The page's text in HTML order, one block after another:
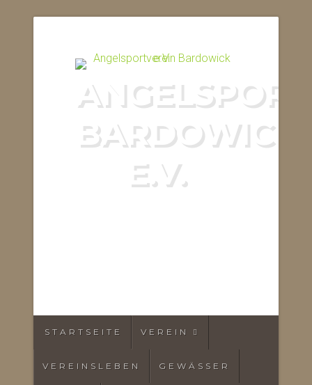
BARDOWICK
E.V.
STARTSEITE VEREIN
VEREINSLEBEN GEWÄSSER